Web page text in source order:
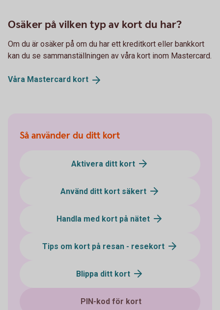
Osäker på vilken typ av kort du har?
Om du är osäker på om du har ett kreditkort eller bankkort
kan du se sammanställningen av våra kort inom Mastercard.
Våra Mastercard kort
Så använder du ditt kort
Aktivera ditt kort
Använd ditt kort säkert
Handla med kort på nätet
Tips om kort på resan - resekort
Blippa ditt kort
PIN-kod för kort